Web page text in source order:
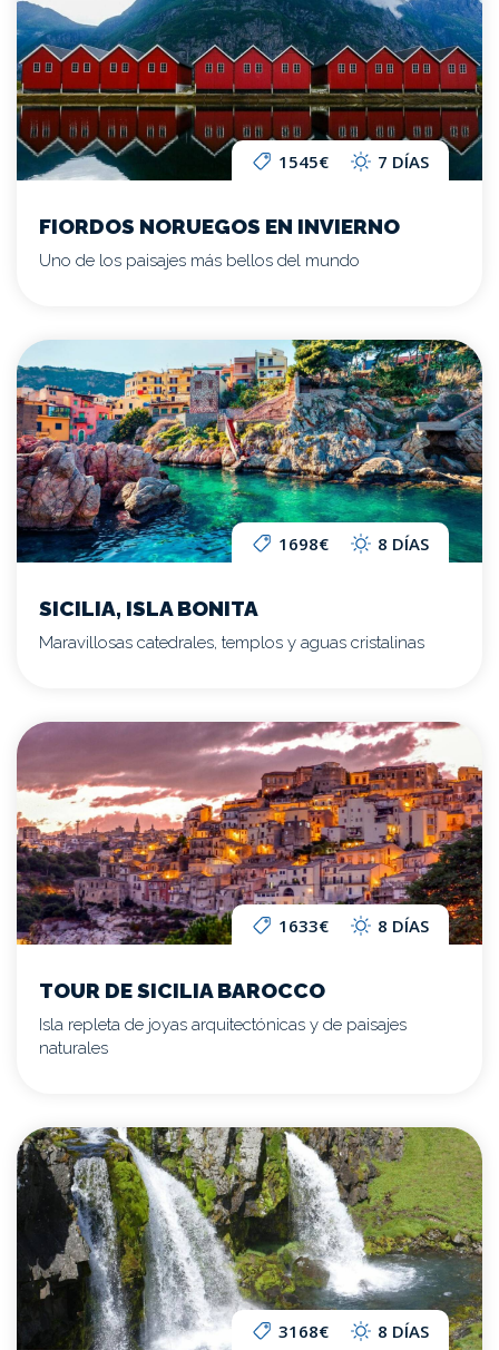
1545€ 7 DÍAS
FIORDOS NORUEGOS EN INVIERNO
Uno de los paisajes más bellos del mundo
1698€ 8 DÍAS
SICILIA, ISLA BONITA
Maravillosas catedrales, templos y aguas cristalinas
1633€ 8 DÍAS
TOUR DE SICILIA BAROCCO
Isla repleta de joyas arquitectónicas y de paisajes
naturales
3168€ 8 DÍAS